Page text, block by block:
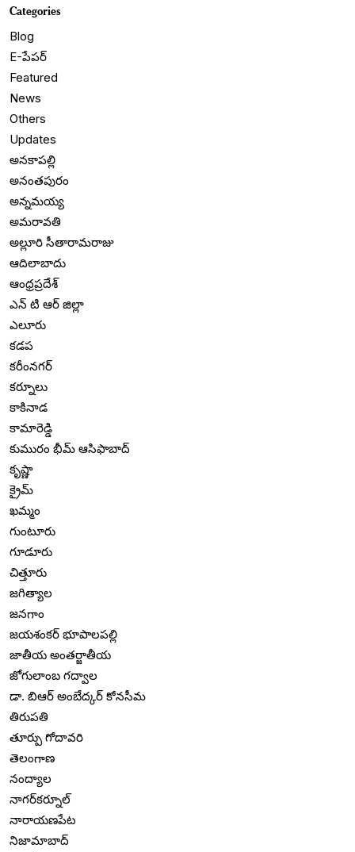
Categories
Blog
E-పేపర్
Featured
News
Others
Updates
అనకాపల్లి
అనంతపురం
అన్నమయ్య
అమరావతి
అల్లూరి సీతారామరాజు
ఆదిలాబాదు
ఆంధ్రప్రదేశ్
ఎన్ టి ఆర్ జిల్లా
ఎలూరు
కడప
కరీంనగర్
కర్నూలు
కాకినాడ
కామారెడ్డి
కుమురం భీమ్ ఆసిఫాబాద్
కృష్ణా
క్రైమ్
ఖమ్మం
గుంటూరు
గూడూరు
చిత్తూరు
జగిత్యాల
జనగాం
జయశంకర్ భూపాలపల్లి
జాతీయ అంతర్జాతీయ
జోగులాంబ గద్వాల
డా. బిఆర్ అంబేద్కర్ కోనసీమ
తిరుపతి
తూర్పు గోదావరి
తెలంగాణ
నంద్యాల
నాగర్‌కర్నూల్
నారాయణపేట
నిజామాబాద్